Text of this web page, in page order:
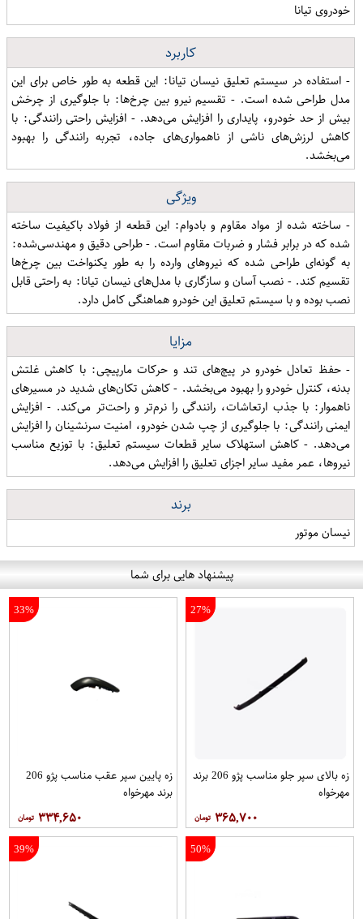
خودروی تیانا
کاربرد
- استفاده در سیستم تعلیق نیسان تیانا: این قطعه به طور خاص برای این
مدل طراحی شده است. - تقسیم نیرو بین چرخ‌ها: با جلوگیری از چرخش
بیش از حد خودرو، پایداری را افزایش می‌دهد. - افزایش راحتی رانندگی: با
کاهش لرزش‌های ناشی از ناهمواری‌های جاده، تجربه رانندگی را بهبود
می‌بخشد.
ویژگی
- ساخته شده از مواد مقاوم و بادوام: این قطعه از فولاد باکیفیت ساخته
شده که در برابر فشار و ضربات مقاوم است. - طراحی دقیق و مهندسی‌شده:
به گونه‌ای طراحی شده که نیروهای وارده را به طور یکنواخت بین چرخ‌ها
تقسیم کند. - نصب آسان و سازگاری با مدل‌های نیسان تیانا: به راحتی قابل
نصب بوده و با سیستم تعلیق این خودرو هماهنگی کامل دارد.
مزایا
- حفظ تعادل خودرو در پیچ‌های تند و حرکات مارپیچی: با کاهش غلتش
بدنه، کنترل خودرو را بهبود می‌بخشد. - کاهش تکان‌های شدید در مسیرهای
ناهموار: با جذب ارتعاشات، رانندگی را نرم‌تر و راحت‌تر می‌کند. - افزایش
ایمنی رانندگی: با جلوگیری از چپ شدن خودرو، امنیت سرنشینان را افزایش
می‌دهد. - کاهش استهلاک سایر قطعات سیستم تعلیق: با توزیع مناسب
نیروها، عمر مفید سایر اجزای تعلیق را افزایش می‌دهد.
برند
نیسان موتور
پیشنهاد هایی برای شما
27%
زه بالای سپر جلو مناسب پژو 206 برند
مهرخواه
۳۶۵,۷۰۰
33%
زه پایین سپر عقب مناسب پژو 206
برند مهرخواه
۳۳۴,۶۵۰
50%
39%